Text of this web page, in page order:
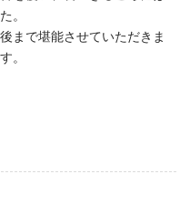
。
まで堪能させていただきま
。